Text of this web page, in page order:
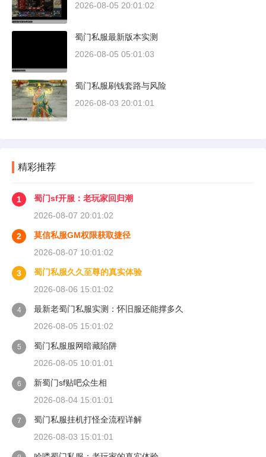
2026-08-05 20:01:02
蜀门私服最新版本实测
2026-08-05 05:01:03
蜀门私服刷钱套路与风险
2026-08-03 20:01:01
精彩推荐
1
蜀门sf开服：老玩家回归潮
2026-08-07 20:01:02
2
莫信私服GM权限获取捷径
2026-08-07 10:01:02
3
蜀门私服久久至尊的真实体验
2026-08-06 15:01:02
4
最新老蜀门私服实测：怀旧服还能撑多久
2026-08-05 15:01:02
5
蜀门私服服网暗藏陷阱
2026-08-05 10:01:01
6
新蜀门sf贴吧众生相
2026-08-04 15:01:01
7
蜀门私服挂机打怪全流程详解
2026-08-03 15:01:01